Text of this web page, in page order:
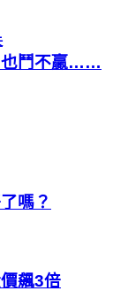
也鬥不贏……
嗎？
飆3倍